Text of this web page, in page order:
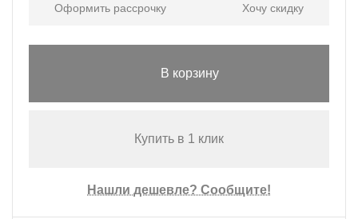
Оформить рассрочку Хочу скидку
В корзину
Купить в 1 клик
Нашли дешевле? Сообщите!